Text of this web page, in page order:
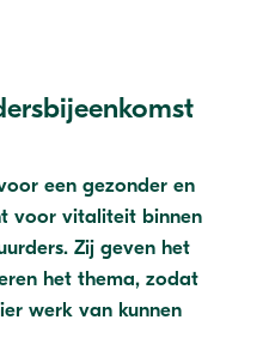
een gezonder en
voor vitaliteit binnen
Zij geven het
het thema, zodat
werk van kunnen